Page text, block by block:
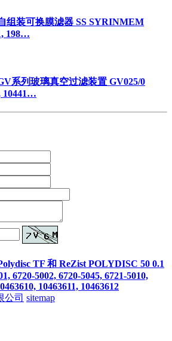
组装可换膜滤器 SS SYRINMEM
198…
系列玻璃真空过滤装置 GV025/0
10441…
TF 和 ReZist POLYDISC 50 0.1
6720-5002, 6720-5045, 6721-5010,
10463611, 10463612
公司 sitemap